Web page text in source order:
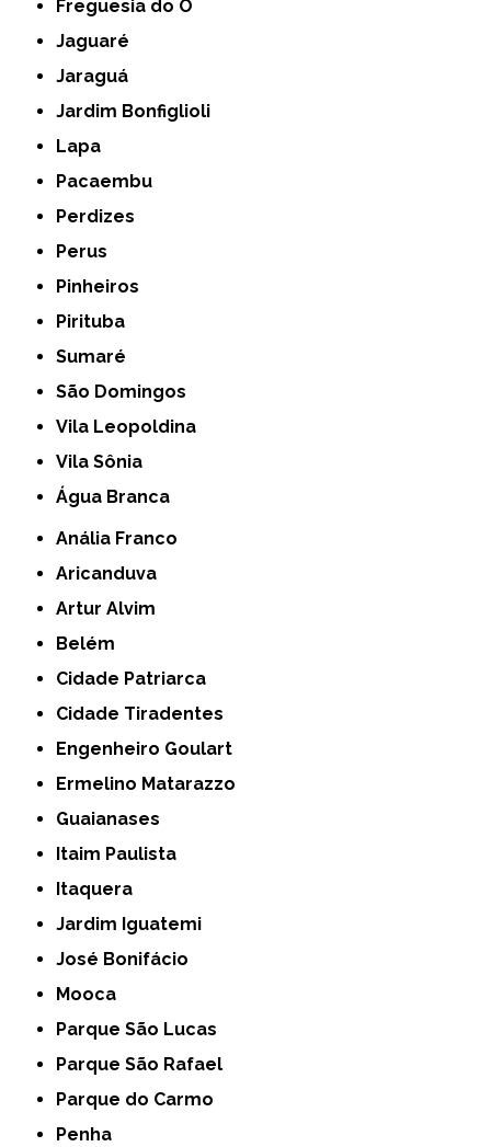
Freguesia do Ó
Jaguaré
Jaraguá
Jardim Bonfiglioli
Lapa
Pacaembu
Perdizes
Perus
Pinheiros
Pirituba
Sumaré
São Domingos
Vila Leopoldina
Vila Sônia
Água Branca
Anália Franco
Aricanduva
Artur Alvim
Belém
Cidade Patriarca
Cidade Tiradentes
Engenheiro Goulart
Ermelino Matarazzo
Guaianases
Itaim Paulista
Itaquera
Jardim Iguatemi
José Bonifácio
Mooca
Parque São Lucas
Parque São Rafael
Parque do Carmo
Penha